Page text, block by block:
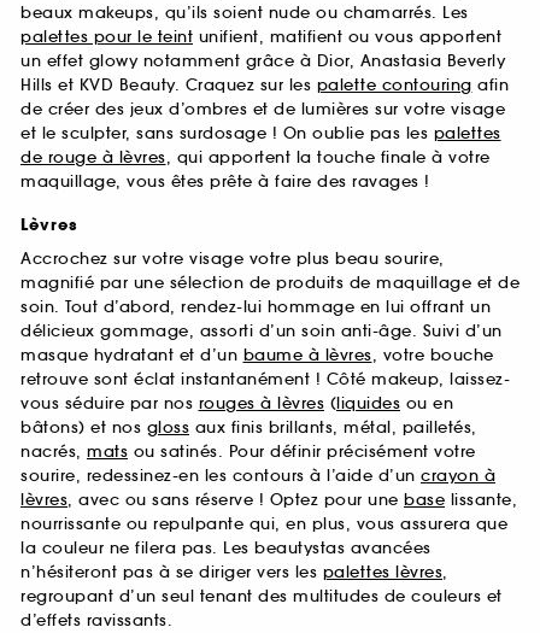
beaux makeups, qu’ils soient nude ou chamarrés. Les
palettes pour le teint unifient, matifient ou vous apportent
un effet glowy notamment grâce à Dior, Anastasia Beverly
Hills et KVD Beauty. Craquez sur les palette contouring afin
de créer des jeux d’ombres et de lumières sur votre visage
et le sculpter, sans surdosage ! On oublie pas les palettes
de rouge à lèvres, qui apportent la touche finale à votre
maquillage, vous êtes prête à faire des ravages !
Lèvres
Accrochez sur votre visage votre plus beau sourire,
magnifié par une sélection de produits de maquillage et de
soin. Tout d’abord, rendez-lui hommage en lui offrant un
délicieux gommage, assorti d’un soin anti-âge. Suivi d’un
masque hydratant et d’un baume à lèvres, votre bouche
retrouve sont éclat instantanément ! Côté makeup, laissez-
vous séduire par nos rouges à lèvres (liquides ou en
bâtons) et nos gloss aux finis brillants, métal, pailletés,
nacrés, mats ou satinés. Pour définir précisément votre
sourire, redessinez-en les contours à l’aide d’un crayon à
lèvres, avec ou sans réserve ! Optez pour une base lissante,
nourrissante ou repulpante qui, en plus, vous assurera que
la couleur ne filera pas. Les beautystas avancées
n’hésiteront pas à se diriger vers les palettes lèvres,
regroupant d’un seul tenant des multitudes de couleurs et
d’effets ravissants.